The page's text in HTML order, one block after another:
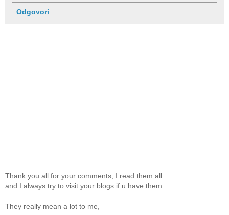
Odgovori
Thank you all for your comments, I read them all
and I always try to visit your blogs if u have them.
They really mean a lot to me,